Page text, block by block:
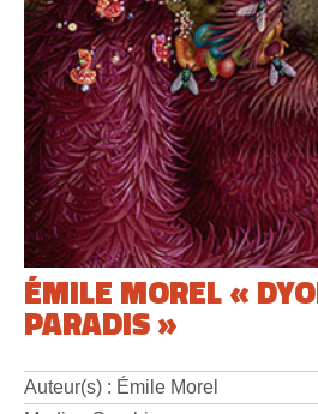
ÉMILE MOREL «
PARADIS »
Auteur(s) : Émile Morel